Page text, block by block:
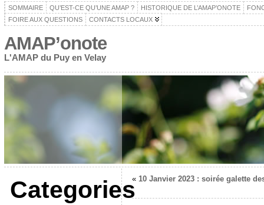
SOMMAIRE QU’EST-CE QU’UNE AMAP ? HISTORIQUE DE L’AMAP’ONOTE
FOIRE AUX QUESTIONS
CONTACTS LOCAUX
AMAP’onote
L'AMAP du Puy en Velay
Categories
« 10 Janvier 2023 : soirée galette